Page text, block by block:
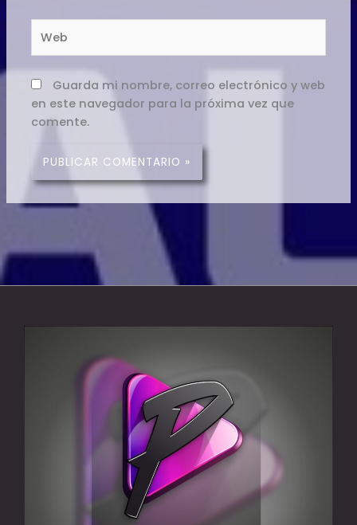
Guarda mi nombre, correo electrónico y web
en este navegador para la próxima vez que
comente.